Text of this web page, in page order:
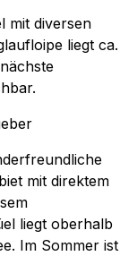
mit diversen
liegt ca.
mit direktem
liegt oberhalb
Im Sommer ist